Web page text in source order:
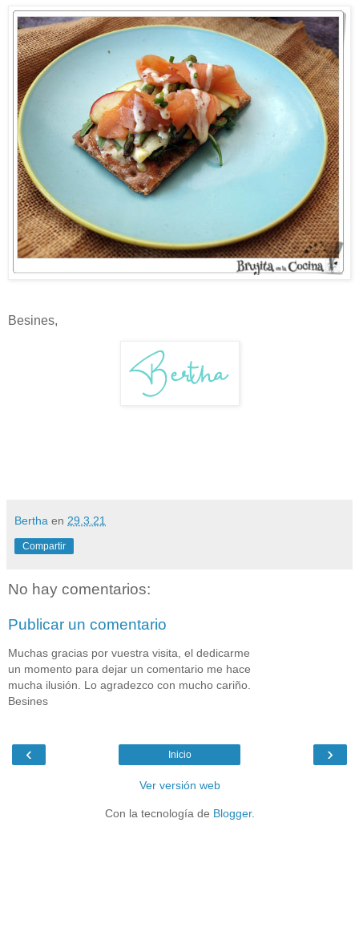
Besines,
Bertha en 29.3.21
Compartir
No hay comentarios:
Publicar un comentario
Muchas gracias por vuestra visita, el dedicarme
un momento para dejar un comentario me hace
mucha ilusión. Lo agradezco con mucho cariño.
Besines
‹ ›
Inicio
Ver versión web
Con la tecnología de Blogger.